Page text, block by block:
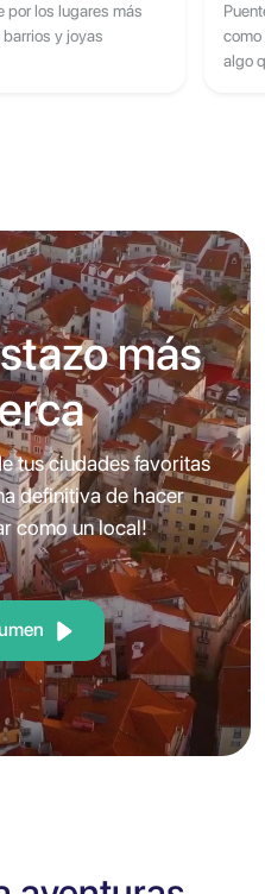
por los lugares más
y joyas
como
algo
más
tus ciudades favoritas
definitiva de hacer
como un local!